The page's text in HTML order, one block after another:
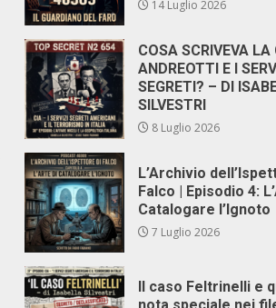
14 Luglio 2026
COSA SCRIVEVA LA
ANDREOTTI E I
SEGRETI? – DI
SILVESTRI
8 Luglio 2026
L’Archivio
Falco | Episodio 4:
Catalogare l’Ignoto
7 Luglio 2026
Il caso Feltrinelli e